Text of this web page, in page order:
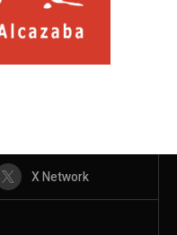
X Network